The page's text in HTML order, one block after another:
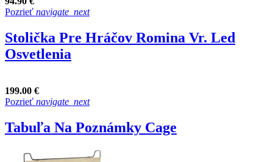
Pozrieť navigate_next
Stolička Pre Hráčov Romina Vr. Led
Osvetlenia
199.00 €
Pozrieť navigate_next
Tabuľa Na Poznámky Cage